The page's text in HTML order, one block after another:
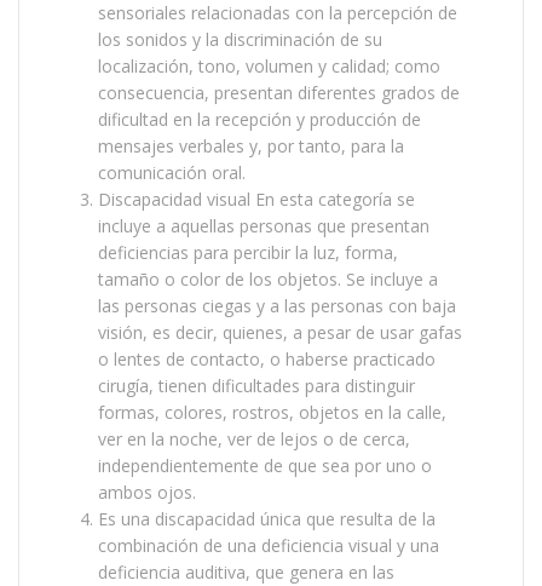
sensoriales relacionadas con la percepción de
los sonidos y la discriminación de su
localización, tono, volumen y calidad; como
consecuencia, presentan diferentes grados de
dificultad en la recepción y producción de
mensajes verbales y, por tanto, para la
comunicación oral.
Discapacidad visual En esta categoría se
incluye a aquellas personas que presentan
deficiencias para percibir la luz, forma,
tamaño o color de los objetos. Se incluye a
las personas ciegas y a las personas con baja
visión, es decir, quienes, a pesar de usar gafas
o lentes de contacto, o haberse practicado
cirugía, tienen dificultades para distinguir
formas, colores, rostros, objetos en la calle,
ver en la noche, ver de lejos o de cerca,
independientemente de que sea por uno o
ambos ojos.
Es una discapacidad única que resulta de la
combinación de una deficiencia visual y una
deficiencia auditiva, que genera en las